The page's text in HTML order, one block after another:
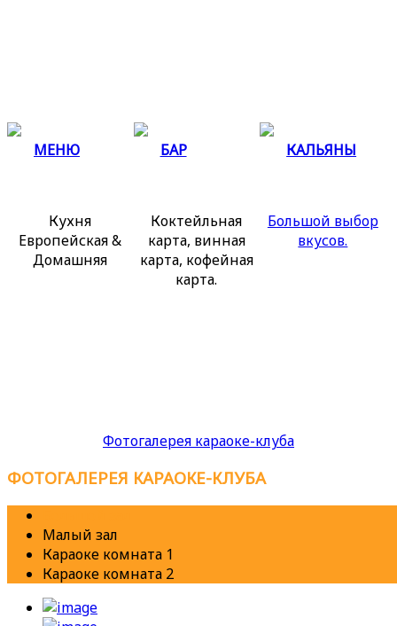
МЕНЮ
Кухня
Европейская &
Домашняя
БАР
Коктейльная
карта, винная
карта, кофейная
карта.
КАЛЬЯНЫ
Большой выбор
вкусов.
Фотогалерея караоке-клуба
ФОТОГАЛЕРЕЯ КАРАОКЕ-КЛУБА
Малый зал
Караоке комната 1
Караоке комната 2